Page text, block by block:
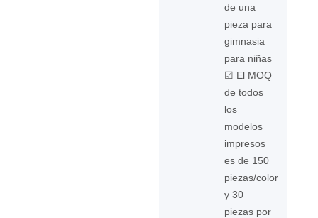
de una
pieza para
gimnasia
para niñas
☑ El MOQ
de todos
los
modelos
impresos
es de 150
piezas/color
y 30
piezas por